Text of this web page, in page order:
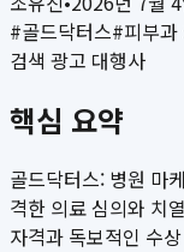
#골드닥터스#피부
검색 광고 대행사
핵심 요약
골드닥터스: 병원 마
격한 의료 심의와 치
자격과 독보적인 수